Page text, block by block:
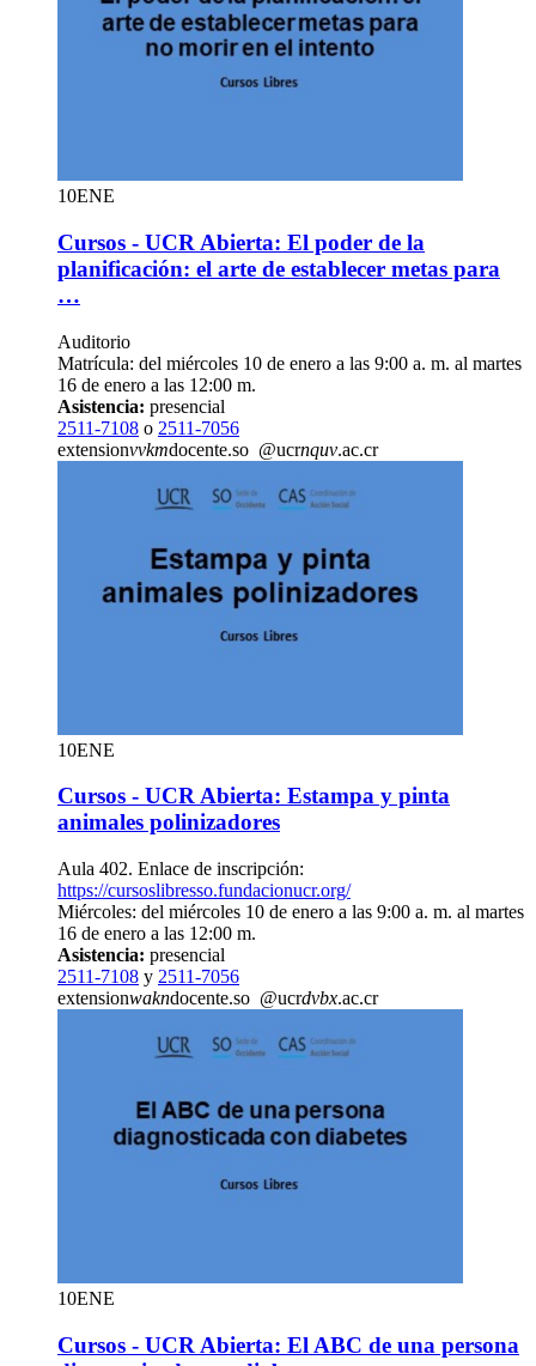
10ENE
Cursos - UCR Abierta: El poder de la
planificación: el arte de establecer metas para
…
Auditorio
Matrícula: del miércoles 10 de enero a las 9:00 a. m. al martes
16 de enero a las 12:00 m.
Asistencia: presencial
2511-7108 o 2511-7056
extensionvvkmdocente.so @ucrnquv.ac.cr
10ENE
Cursos - UCR Abierta: Estampa y pinta
animales polinizadores
Aula 402. Enlace de inscripción:
https://cursoslibresso.fundacionucr.org/
Miércoles: del miércoles 10 de enero a las 9:00 a. m. al martes
16 de enero a las 12:00 m.
Asistencia: presencial
2511-7108 y 2511-7056
extensionwakndocente.so @ucrdvbx.ac.cr
10ENE
Cursos - UCR Abierta: El ABC de una persona